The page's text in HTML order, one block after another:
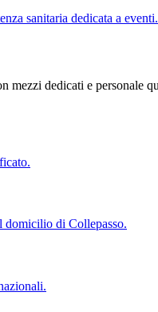
sanitaria dedicata a eventi.
dedicati e personale
domicilio di Collepasso.